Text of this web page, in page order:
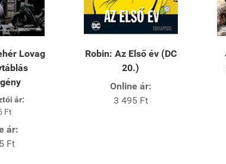
Lovag
ár:
Ft
ár:
Ft
Robin: Az Első év (DC
20.)
Online ár:
3 495 Ft